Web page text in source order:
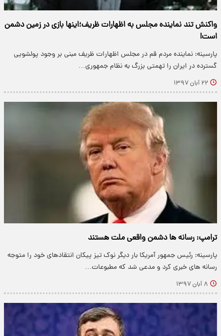
واکنش تند نماینده مجلس به اظهارات ظریف؛اینها بازی در زمین دشمن
است!
پارسینه: نماینده مردم قم در مجلس اظهارات ظریف مبنی بر وجود پولشویی
گسترده در ایران را تهمتی بزرگ به نظام جمهوری…
۲۲ آبان ۱۳۹۷
ترامپ: رسانه ها دشمن واقعی ملت هستند
پارسینه: رئیس جمهور آمریکا بار دیگر نوک تیز پیکان انتقادهای خود را متوجه
رسانه های خبری کرد و مدعی شد که مطبوعات…
۸ آبان ۱۳۹۷